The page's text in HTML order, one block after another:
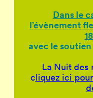
Dans le
l’évènement
avec le
La Nuit des
cliquez ici